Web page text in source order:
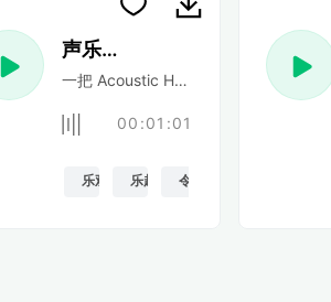
声乐民谣
一把 Acoustic Happy 民谣吉他，带有
00:01:01
乐观的 乐趣 令人振奋